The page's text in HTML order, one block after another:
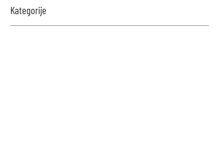
Kategorije